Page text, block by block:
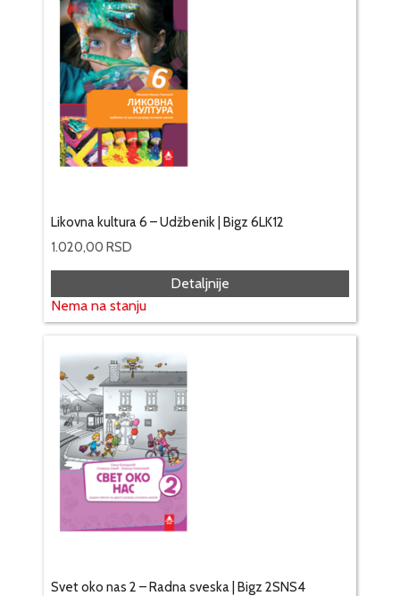
Likovna kultura 6 – Udžbenik | Bigz 6LK12
1.020,00 RSD
Detaljnije
Nema na stanju
Svet oko nas 2 – Radna sveska | Bigz 2SNS4